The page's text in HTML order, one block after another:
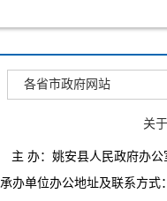
各省市政府网站
关
主 办：姚安县人民政府办
承办单位办公地址及联系方式